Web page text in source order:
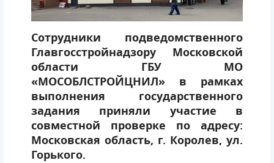
Сотрудники подведомственного
Главгосстройнадзору Московской
области ГБУ МО
«МОСОБЛСТРОЙЦНИЛ» в рамках
выполнения государственного
задания приняли участие в
совместной проверке по адресу:
Московская область, г. Королев, ул.
Горького.